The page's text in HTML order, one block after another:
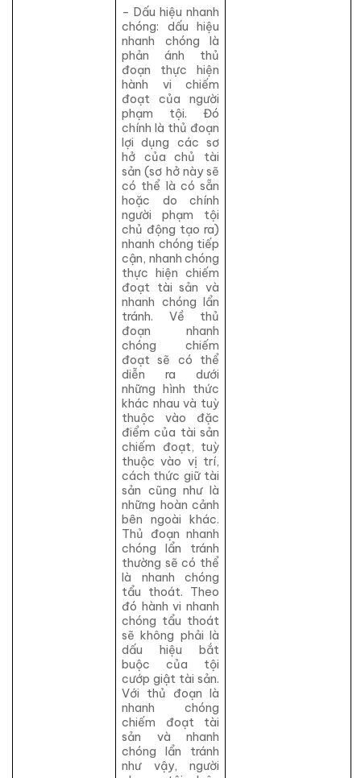
– Dấu hiệu nhanh
chóng: dấu hiệu
nhanh chóng là
phản ánh thủ
đoạn thực hiện
hành vi chiếm
đoạt của người
phạm tội. Đó
chính là thủ đoạn
lợi dụng các sơ
hở của chủ tài
sản (sơ hở này sẽ
có thể là có sẵn
hoặc do chính
người phạm tội
chủ động tạo ra)
nhanh chóng tiếp
cận, nhanh chóng
thực hiện chiếm
đoạt tài sản và
nhanh chóng lẩn
tránh. Về thủ
đoạn nhanh
chóng chiếm
đoạt sẽ có thể
diễn ra dưới
những hình thức
khác nhau và tuỳ
thuộc vào đặc
điểm của tài sản
chiếm đoạt, tuỳ
thuộc vào vị trí,
cách thức giữ tài
sản cũng như là
những hoàn cảnh
bên ngoài khác.
Thủ đoạn nhanh
chóng lẩn tránh
thường sẽ có thể
là nhanh chóng
tẩu thoát. Theo
đó hành vi nhanh
chóng tẩu thoát
sẽ không phải là
dấu hiệu bắt
buộc của tội
cướp giật tài sản.
Với thủ đoạn là
nhanh chóng
chiếm đoạt tài
sản và nhanh
chóng lẩn tránh
như vậy, người